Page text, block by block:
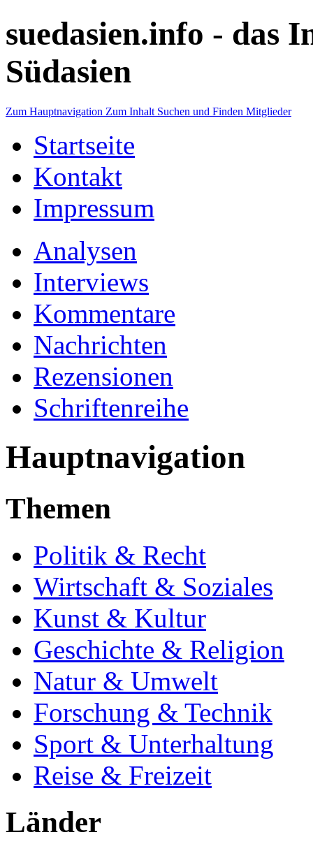
suedasien.info - das
Südasien
Zum Hauptnavigation Zum Inhalt Suchen und Finden Mitglieder
Startseite
Kontakt
Impressum
Analysen
Interviews
Kommentare
Nachrichten
Rezensionen
Schriftenreihe
Hauptnavigation
Themen
Politik & Recht
Wirtschaft & Soziales
Kunst & Kultur
Geschichte & Religion
Natur & Umwelt
Forschung & Technik
Sport & Unterhaltung
Reise & Freizeit
Länder